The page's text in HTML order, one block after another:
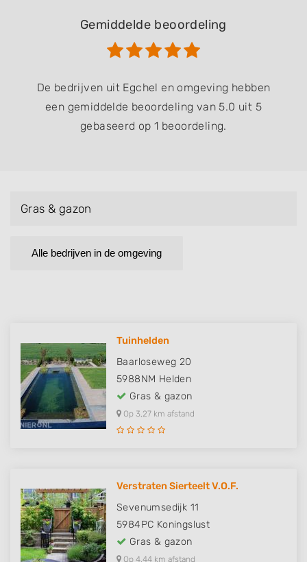
Gemiddelde beoordeling
De bedrijven uit Egchel en omgeving hebben
een gemiddelde beoordeling van 5.0 uit 5
gebaseerd op 1 beoordeling.
Gras & gazon
Alle bedrijven in de omgeving
Tuinhelden
Baarloseweg 20
5988NM Helden
Gras & gazon
Op 3,27 km afstand
Verstraten Sierteelt V.O.F.
Sevenumsedijk 11
5984PC Koningslust
Gras & gazon
Op 4,44 km afstand